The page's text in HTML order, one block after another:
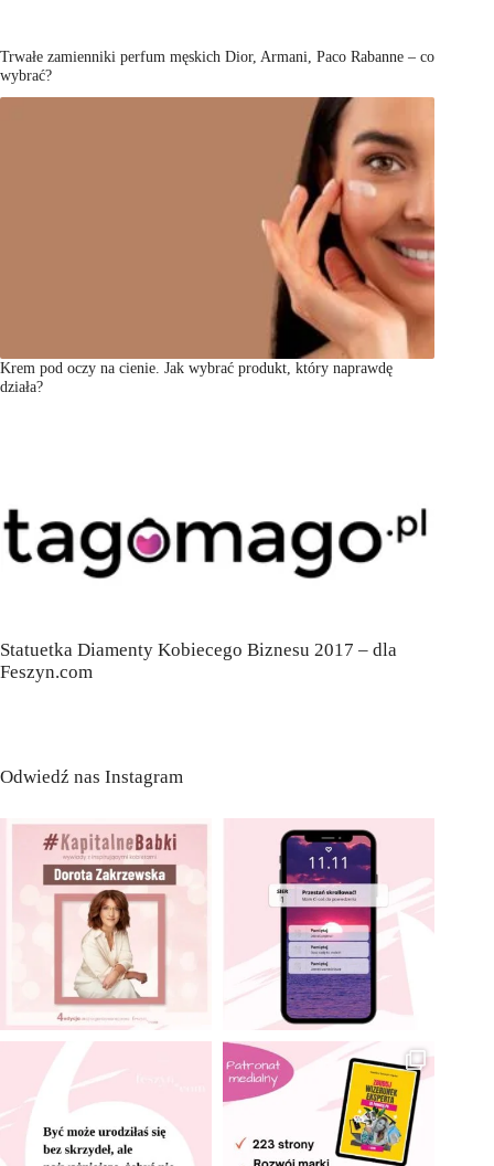
Trwałe zamienniki perfum męskich Dior, Armani, Paco Rabanne – co
wybrać?
Krem pod oczy na cienie. Jak wybrać produkt, który naprawdę
działa?
Statuetka Diamenty Kobiecego Biznesu 2017 – dla
Feszyn.com
Odwiedź nas Instagram